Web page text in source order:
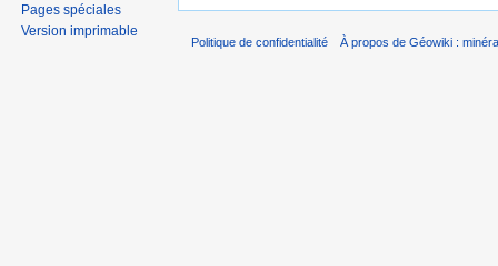
Pages spéciales
Version imprimable
Politique de confidentialité À propos de Géowiki :